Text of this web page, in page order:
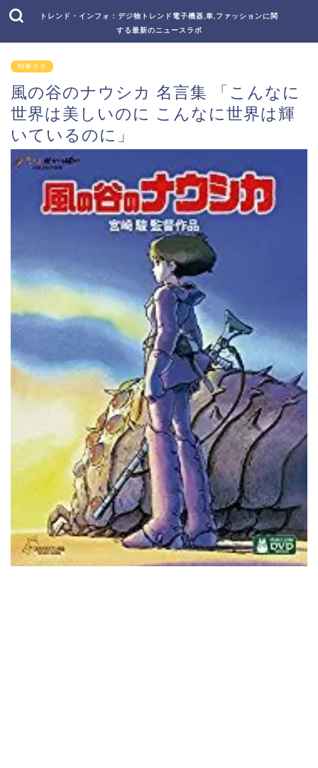
トレンド・インフォ：デジ物トレンド電子機器,車,ファッションに関
する最新のニュースラボ
時事ネタ
風の谷のナウシカ 名言集 「こんなに
世界は美しいのに こんなに世界は輝
いているのに」